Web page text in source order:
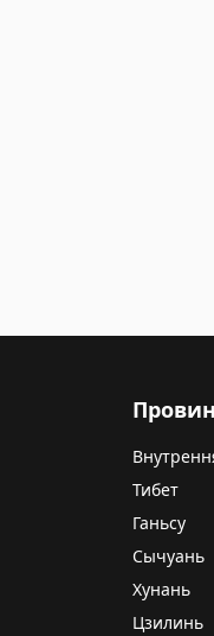
Тибет
Ганьсу
Сычуань
Хунань
Цзилинь